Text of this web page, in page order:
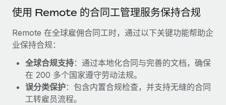
背景调查
合规守望台
防范合规风险
设备管理
在全球范围内配置和跟踪 IT 设备
案例研究
Cultivating a Thriving Remote-First Culture in
Partnership with Remote
At a glance Discover the evolution of TheyDo, a pioneering
journey management platform that has...
了解更多
获得支持
查看全部资源
博客
Why owned entities are key to maintaining
EOR compliance
使用 Remote 的合同工管理服务保持合规
Remote 在全球雇佣合同工时，通过以下关键功能帮助企
业保持合规：
全球合规支持：通过本地化合同与完善的文档，确保
在 200 多个国家遵守劳动法规。
误分类保护：包含内置合规检查，并支持无缝的合同
工转雇员流程。